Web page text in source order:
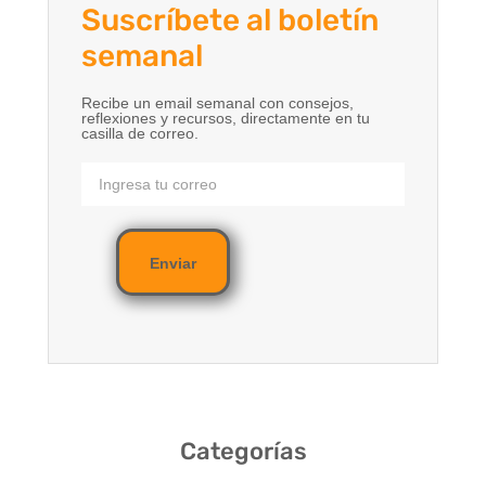
Suscríbete al boletín
semanal
Recibe un email semanal con consejos,
reflexiones y recursos, directamente en tu
casilla de correo.
Enviar
Categorías